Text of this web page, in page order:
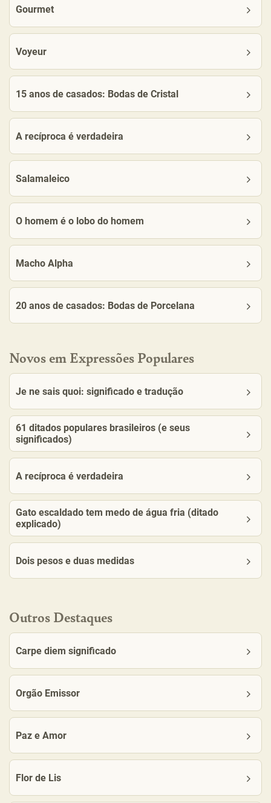
Gourmet
Voyeur
15 anos de casados: Bodas de Cristal
A recíproca é verdadeira
Salamaleico
O homem é o lobo do homem
Macho Alpha
20 anos de casados: Bodas de Porcelana
Novos em Expressões Populares
Je ne sais quoi: significado e tradução
61 ditados populares brasileiros (e seus
significados)
A recíproca é verdadeira
Gato escaldado tem medo de água fria (ditado
explicado)
Dois pesos e duas medidas
Outros Destaques
Carpe diem significado
Orgão Emissor
Paz e Amor
Flor de Lis